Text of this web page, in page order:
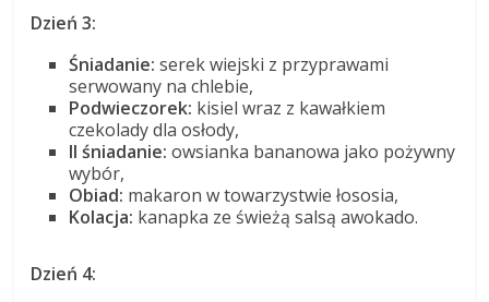
Dzień 3:
Śniadanie: serek wiejski z przyprawami
serwowany na chlebie,
Podwieczorek: kisiel wraz z kawałkiem
czekolady dla osłody,
II śniadanie: owsianka bananowa jako pożywny
wybór,
Obiad: makaron w towarzystwie łososia,
Kolacja: kanapka ze świeżą salsą awokado.
Dzień 4: